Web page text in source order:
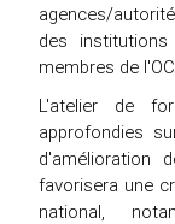
agences/
des
membres de
L'atelier de
approfondies
d'amélioration
favorisera une
national,